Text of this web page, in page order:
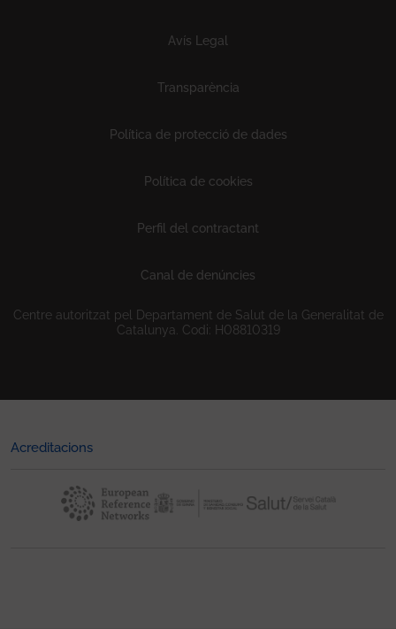
Avís Legal
Transparència
Política de protecció de dades
Política de cookies
Perfil del contractant
Canal de denúncies
Centre autoritzat pel Departament de Salut de la Generalitat de
Catalunya. Codi: H08810319
Acreditacions